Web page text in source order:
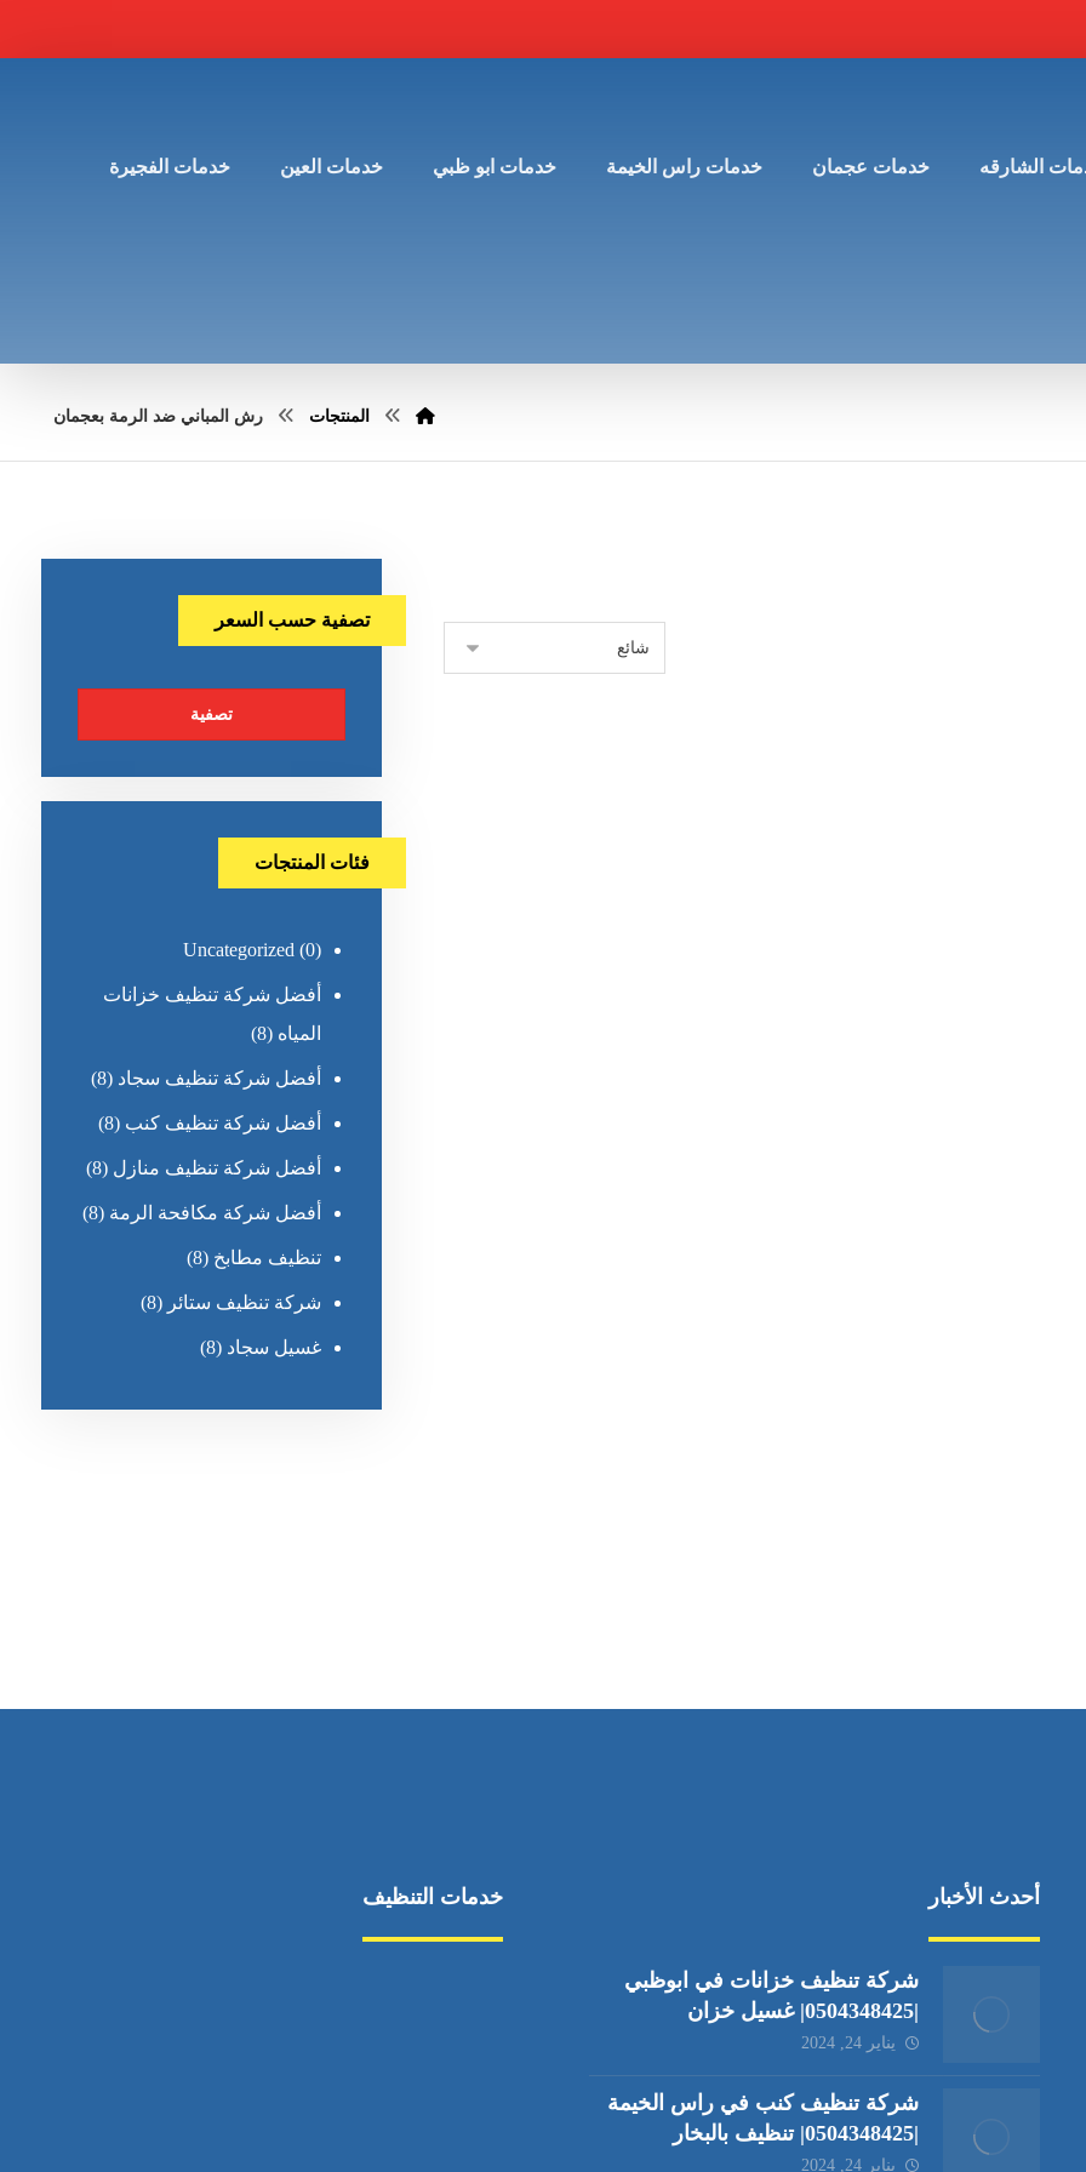
الشارقه خدمات عجمان خدمات راس الخيمة خدمات ابو ظبي خدمات العين خدمات الفجيرة
المنتجات رش المباني ضد الرمة بعجمان
تصفية حسب السعر
تصفية
فئات المنتجات
Uncategorized (0)
أفضل شركة تنظيف خزانات
المياه (8)
أفضل شركة تنظيف سجاد (8)
أفضل شركة تنظيف كنب (8)
أفضل شركة تنظيف منازل (8)
أفضل شركة مكافحة الرمة (8)
تنظيف مطابخ (8)
شركة تنظيف ستائر (8)
غسيل سجاد (8)
أحدث الأخبار
شركة تنظيف خزانات في ابوظبي
|0504348425| غسيل خزان
يناير 24, 2024
شركة تنظيف كنب في راس الخيمة
|0504348425| تنظيف بالبخار
يناير 24, 2024
خدمات التنظيف